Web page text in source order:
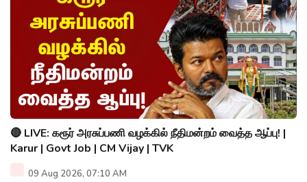
🔴 LIVE: கரூர் அரசுப்பணி வழக்கில் நீதிமன்றம் வைத்த ஆப்பு! |
Karur | Govt Job | CM Vijay | TVK
09 Aug 2026, 07:10 AM